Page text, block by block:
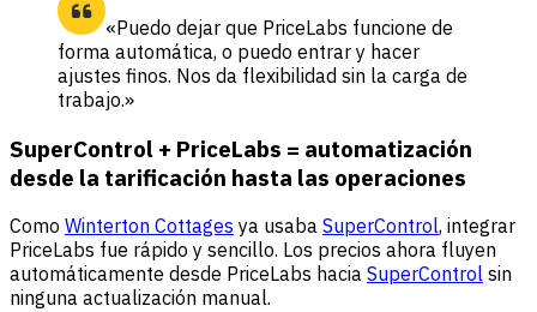
«Puedo dejar que PriceLabs funcione de
forma automática, o puedo entrar y hacer
ajustes finos. Nos da flexibilidad sin la carga de
trabajo.»
SuperControl + PriceLabs = automatización
desde la tarificación hasta las operaciones
Como Winterton Cottages ya usaba SuperControl, integrar
PriceLabs fue rápido y sencillo. Los precios ahora fluyen
automáticamente desde PriceLabs hacia SuperControl sin
ninguna actualización manual.